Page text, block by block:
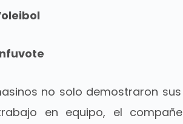
no solo demostraron
en equipo, el